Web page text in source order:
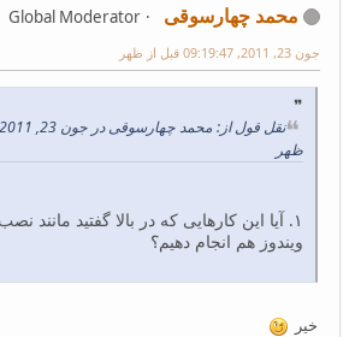
محمد چهارسوقی
Global Moderator
جون 23, 2011, 09:19:47 قبل از ظهر
ظهر
ویندوز هم انجام دهیم؟
خیر